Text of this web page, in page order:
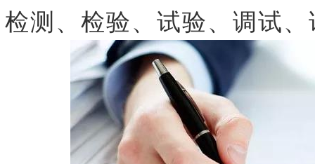
检测、检验、试验、调试